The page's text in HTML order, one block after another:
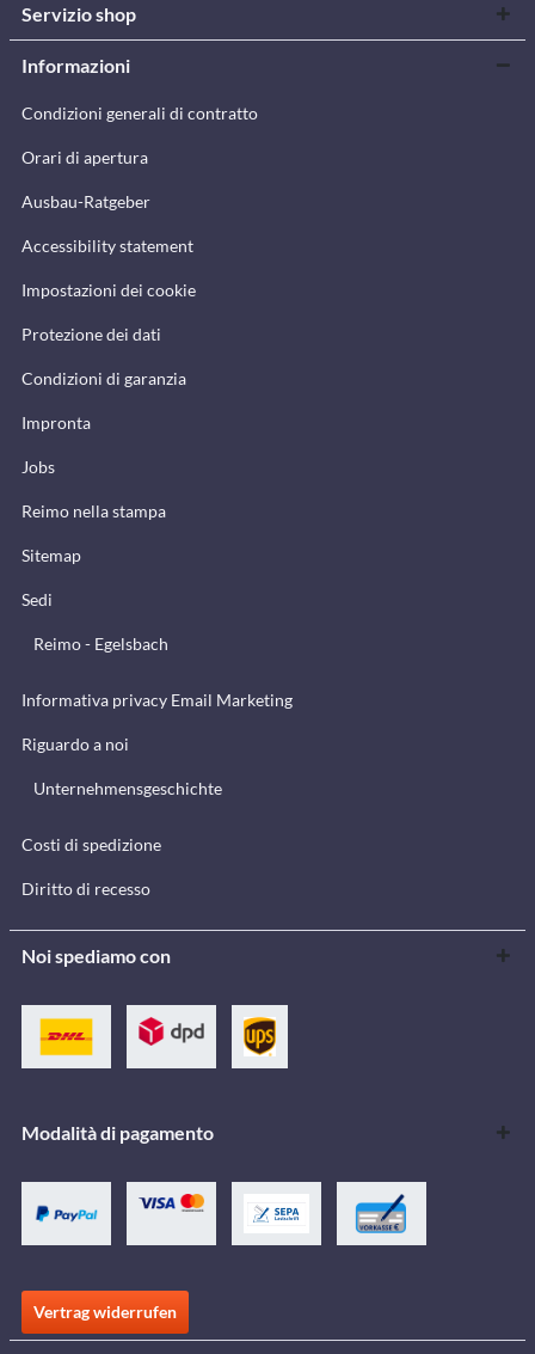
Servizio shop
Informazioni
Condizioni generali di contratto
Orari di apertura
Ausbau-Ratgeber
Accessibility statement
Impostazioni dei cookie
Protezione dei dati
Condizioni di garanzia
Impronta
Jobs
Reimo nella stampa
Sitemap
Sedi
Reimo - Egelsbach
Informativa privacy Email Marketing
Riguardo a noi
Unternehmensgeschichte
Costi di spedizione
Diritto di recesso
Noi spediamo con
Modalità di pagamento
Vertrag widerrufen